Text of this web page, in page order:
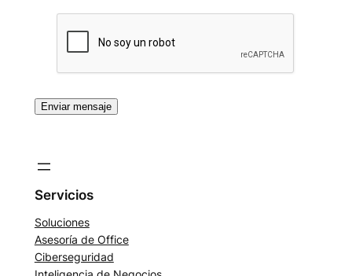
Servicios
Soluciones
Asesoría de Office
Ciberseguridad